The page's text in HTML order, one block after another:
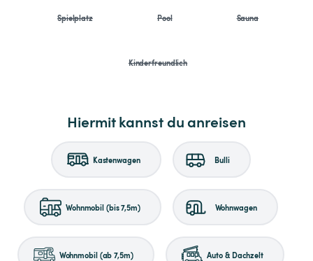
Spielplatz Pool Sauna
Kinderfreundlich
Hiermit kannst du anreisen
Kastenwagen Bulli
Wohnmobil (bis 7,5m) Wohnwagen
Wohnmobil (ab 7,5m) Auto & Dachzelt